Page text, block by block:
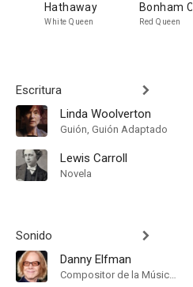
Hathaway
White Queen
Bonham
Red Queen
Escritura
Linda Woolverton
Guión, Guión Adaptado
Lewis Carroll
Novela
Sonido
Danny Elfman
Compositor de la Música Original